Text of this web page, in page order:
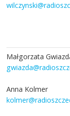
Małgorzata
Anna Kolmer